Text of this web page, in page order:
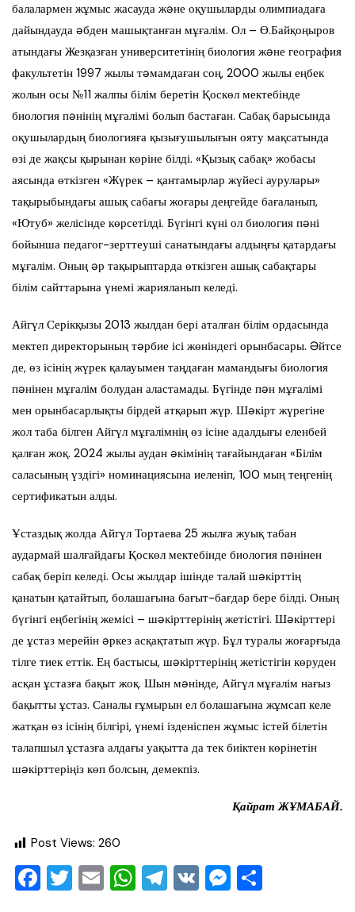
балалармен жұмыс жасауда жəне оқушыларды олимпиадаға
дайындауда əбден машықтанған мұғалім. Ол – Ө.Байқоңыров
атындағы Жезқазған университетінің биология жəне география
факультетін 1997 жылы тəмамдаған соң, 2000 жылы еңбек
жолын осы №11 жалпы білім беретін Қоскөл мектебінде
биология пəнінің мұғалімі болып бастаған. Сабақ барысында
оқушылардың биологияға қызығушылығын ояту мақсатында
өзі де жақсы қырынан көріне білді. «Қызық сабақ» жобасы
аясында өткізген «Жүрек – қантамырлар жүйесі аурулары»
тақырыбындағы ашық сабағы жоғары деңгейде бағаланып,
«Ютуб» желісінде көрсетілді. Бүгінгі күні ол биология пəні
бойынша педагог-зерттеуші санатындағы алдыңғы қатардағы
мұғалім. Оның əр тақырыптарда өткізген ашық сабақтары
білім сайттарына үнемі жарияланып келеді.
Айгүл Серікқызы 2013 жылдан бері аталған білім ордасында
мектеп директорының тəрбие ісі жөніндегі орынбасары. Əйтсе
де, өз ісінің жүрек қалауымен таңдаған мамандығы биология
пəнінен мұғалім болудан аластамады. Бүгінде пəн мұғалімі
мен орынбасарлықты бірдей атқарып жүр. Шəкірт жүрегіне
жол таба білген Айгүл мұғалімнің өз ісіне адалдығы еленбей
қалған жоқ. 2024 жылы аудан əкімінің тағайындаған «Білім
саласының үздігі» номинациясына иеленіп, 100 мың теңгенің
сертификатын алды.
Ұстаздық жолда Айгүл Тортаева 25 жылға жуық табан
аудармай шалғайдағы Қоскөл мектебінде биология пəнінен
сабақ беріп келеді. Осы жылдар ішінде талай шəкірттің
қанатын қатайтып, болашағына бағыт-бағдар бере білді. Оның
бүгінгі еңбегінің жемісі – шəкірттерінің жетістігі. Шəкірттері
де ұстаз мерейін əркез асқақтатып жүр. Бұл туралы жоғарғыда
тілге тиек еттік. Ең бастысы, шəкірттерінің жетістігін көруден
асқан ұстазға бақыт жоқ. Шын мəнінде, Айгүл мұғалім нағыз
бақытты ұстаз. Саналы ғұмырын ел болашағына жұмсап келе
жатқан өз ісінің білгірі, үнемі ізденіспен жұмыс істей білетін
талапшыл ұстазға алдағы уақытта да тек биіктен көрінетін
шəкірттеріңіз көп болсын, демекпіз.
Қайрат ЖҰМАБАЙ.
Post Views: 260
F T E W T V M